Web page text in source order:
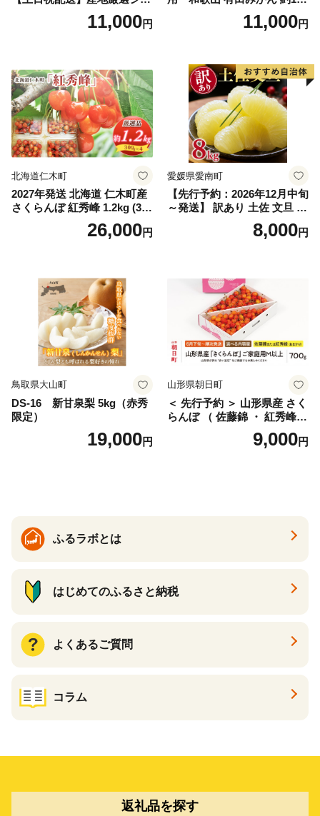
インマスカット1.2kg～1.3kg
（2房～3房）※沖縄・離島配
笛吹市 山梨県 フルーツ 果物
ぶどう 葡萄 大粒 シャインマ
スカット おすすめ シャイン
マスカット 贈答 ギフト 産地
笛吹市 シャインマスカット
笛吹 葡萄 国産 ぶどう 人気
国産 1.2kg 先行｜
11,000円
g (2L、3Lサイズ)【湯浅町】
11,000円
北海道仁木町
2027年発送 北海道 仁木町産
さくらんぼ 紅秀峰 1.2kg (300
g×4パック) Lサイズ以上 旬
桜桃 産地直送 サクランボ チ
26,000円
愛媛県愛南町
【先行予約：2026年12月中旬
～発送】 訳あり 土佐 文旦 8k
g (Mサイズ以上サイズミック
ス) 8000円 わけあり ぶんた
産 農家直送 期間限定 特産品
サイズミックス くらもとフ
ァーム 愛南町 愛媛県
8,000円
鳥取県大山町
DS-16 新甘泉梨 5kg（赤秀
限定）
19,000円
山形県朝日町
＜ 先行予約 ＞ 山形県産 さく
らんぼ （ 佐藤錦 ・ 紅秀峰
） ご家庭用 M以上 700g 【20
26年6月下旬から7月上旬発
9,000円
ふるラボとは
はじめてのふるさと納税
よくあるご質問
コラム
返礼品を探す